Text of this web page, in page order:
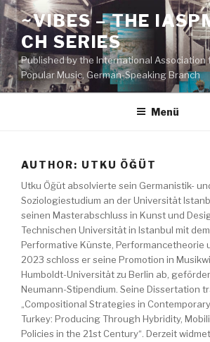
Zum
Inhalt
springen
~VIBES – THE
CH SERIES
Published by the International Association
Popular Music, German-Speaking Branch
Menü
AUTHOR: UTKU ÖĞÜT
Utku Öğüt absolvierte sein Germanistik-
Soziologiestudium an der Universität
seinen Masterabschluss in Kunst und
Technischen Universität in Istanbul mit
Performative Künste, Performancetheorie
2023 schloss er seine Promotion in
Humboldt-Universität zu Berlin ab,
Neumann-Stipendium. Seine Dissertation
„Compositional Strategies in
Turkey: Producing Through Hybridity,
Policies in the 21st Century“. Derzeit